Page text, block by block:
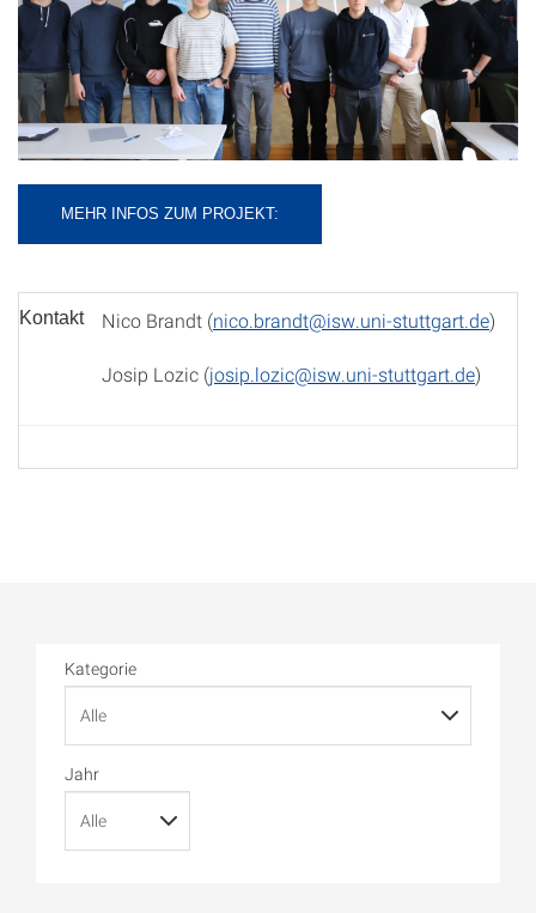
MEHR INFOS ZUM PROJEKT:
Kontakt Nico Brandt (nico.brandt@isw.uni-stuttgart.de)
Josip Lozic (josip.lozic@isw.uni-stuttgart.de)
Kategorie
Jahr